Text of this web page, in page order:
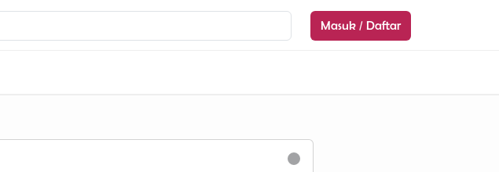
Masuk / Daftar